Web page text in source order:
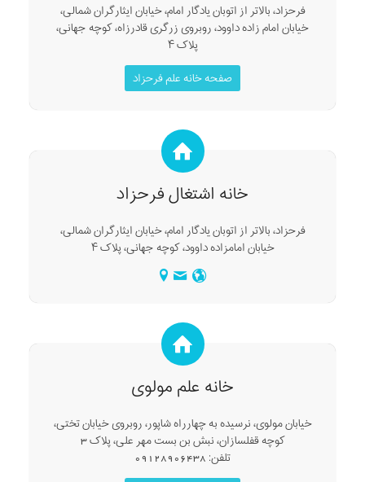
فرحزاد، بالاتر از اتوبان یادگار امام، خیابان ایثارگران شمالی،
خیابان امام زاده داوود، روبروی زرگری قادرزاه، کوچه جهانی،
پلاک ۴
صفحه خانه علم فرحزاد
خانه اشتغال فرحزاد
فرحزاد، بالاتر از اتوبان یادگار امام، خیابان ایثارگران شمالی،
خیابان امامزاده داوود، کوچه جهانی، پلاک ۴
خانه علم مولوی
خیابان مولوی، نرسیده به چهارراه شاپور، روبروی خیابان تختی،
کوچه قفلسازان، نبش بن بست مهر علی، پلاک 3
تلفن: 09128906438